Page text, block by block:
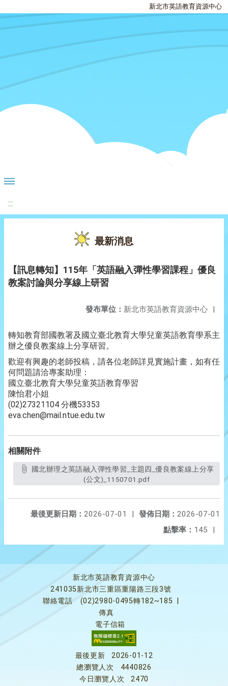
新北市英語教育資源中心
:::
最新消息
【訊息轉知】115年「英語融入彈性學習課程」優良
教案討論與分享線上研習
發布單位： 新北市英語教育資源中心 |
轉知教育部國教署及國立臺北教育大學兒童英語教育學系主
辦之優良教案線上分享研習。
歡迎有興趣的老師投稿，請各位老師詳見實施計畫，如有任
何問題請洽專案助理：
國立臺北教育大學兒童英語教育學習
陳怡君小姐
(02)27321104 分機53353
eva.chen@mail.ntue.edu.tw
相關附件
(公文)_1150701.pdf
發佈日期： 2026-07-01
最後更新日期： 2026-07-01
|
點擊率： 145 |
新北市英語教育資源中心
241035新北市三重區重陽路三段3號
聯絡電話
(02)2980-0495轉182~185
傳真
電子信箱
最後更新
2026-01-12
總瀏覽人次
4440826
今日瀏覽人次
2470